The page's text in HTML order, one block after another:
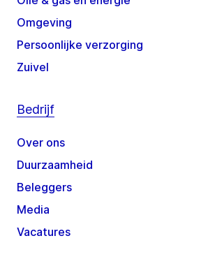
Omgeving
Persoonlijke verzorging
Zuivel
Bedrijf
Over ons
Duurzaamheid
Beleggers
Media
Vacatures